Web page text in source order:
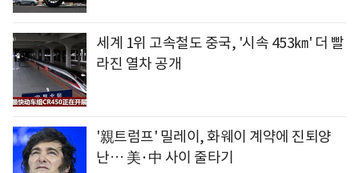
세계 1위 고속철도 중국, '시속 453㎞' 더 빨
라진 열차 공개
'親트럼프' 밀레이, 화웨이 계약에 진퇴양
난… 美·中 사이 줄타기